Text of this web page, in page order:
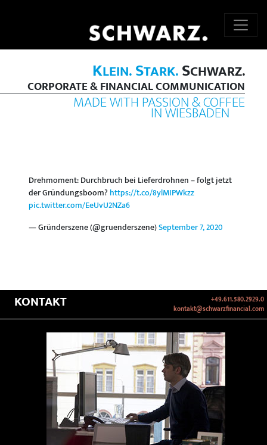
KLEIN.STARK.SCHWARZ.
CORPORATE & FINANCIAL COMMUNICATION
MADE WITH PASSION & COFFEE
IN WIESBADEN
Drehmoment: Durchbruch bei Lieferdrohnen – folgt jetzt
der Gründungsboom?https://t.co/8ylMIPWkzz
pic.twitter.com/EeUvU2NZa6
— Gründerszene (@gruenderszene)September 7, 2020
KONTAKT
+49.611.580.2929.0
kontakt@schwarzfinancial.com